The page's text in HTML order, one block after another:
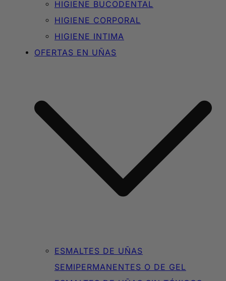
HIGIENE BUCODENTAL
HIGIENE CORPORAL
HIGIENE INTIMA
OFERTAS EN UÑAS
ESMALTES DE UÑAS
SEMIPERMANENTES O DE GEL